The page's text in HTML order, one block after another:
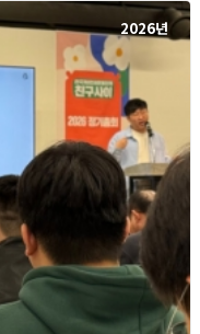
2026년